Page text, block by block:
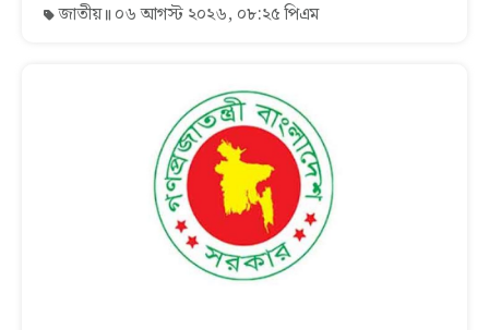
জাতীয় ০৬ আগস্ট ২০২৬, ০৮:২৫ পিএম